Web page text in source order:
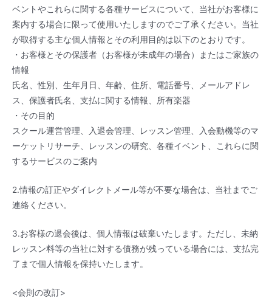
ベントやこれらに関する各種サービスについて、当社がお客様に
案内する場合に限って使用いたしますのでご了承ください。当社
が取得する主な個人情報とその利用目的は以下のとおりです。
・お客様とその保護者（お客様が未成年の場合）またはご家族の
情報
氏名、性別、生年月日、年齢、住所、電話番号、メールアドレ
ス、保護者氏名、支払に関する情報、所有楽器
・その目的
スクール運営管理、入退会管理、レッスン管理、入会動機等のマ
ーケットリサーチ、レッスンの研究、各種イベント、これらに関
するサービスのご案内
2.情報の訂正やダイレクトメール等が不要な場合は、当社までご
連絡ください。
3.お客様の退会後は、個人情報は破棄いたします。ただし、未納
レッスン料等の当社に対する債務が残っている場合には、支払完
了まで個人情報を保持いたします。
<会則の改訂>